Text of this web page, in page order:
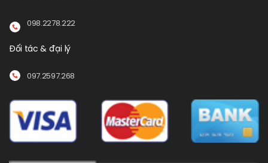
098.2278.222
Đối tác & đại lý
097.2597.268